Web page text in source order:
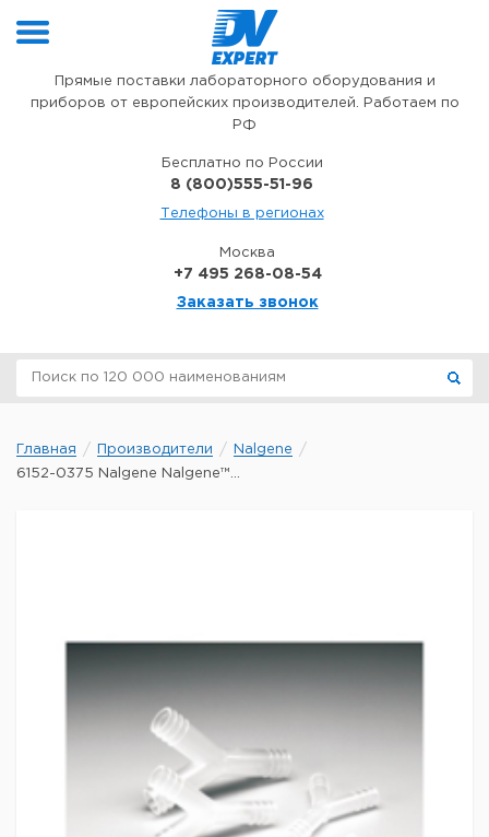
Прямые поставки лабораторного оборудования и
приборов от европейских производителей. Работаем по
РФ
Бесплатно по России
8 (800)555-51-96
Телефоны в регионах
Москва
+7 495 268-08-54
Заказать звонок
Главная Производители
Nalgene
6152-0375 Nalgene Nalgene™...